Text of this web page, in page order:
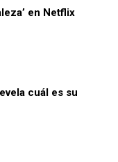
en Netflix
cuál es su